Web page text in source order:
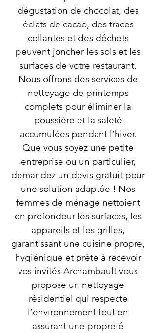
dégustation de chocolat, des
éclats de cacao, des traces
collantes et des déchets
peuvent joncher les sols et les
surfaces de votre restaurant.
Nous offrons des services de
nettoyage de printemps
complets pour éliminer la
poussière et la saleté
accumulées pendant l’hiver.
Que vous soyez une petite
entreprise ou un particulier,
demandez un devis gratuit pour
une solution adaptée ! Nos
femmes de ménage nettoient
en profondeur les surfaces, les
appareils et les grilles,
garantissant une cuisine propre,
hygiénique et prête à recevoir
vos invités Archambault vous
propose un nettoyage
résidentiel qui respecte
l’environnement tout en
assurant une propreté